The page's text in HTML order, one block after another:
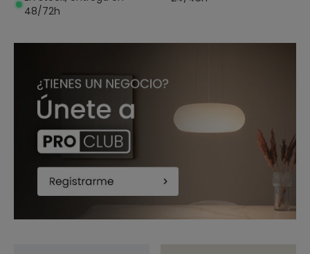
48/72h